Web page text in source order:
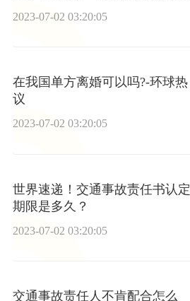
2023-07-02 03:20:05
在我国单方离婚可以吗?-环球热
议
2023-07-02 03:20:05
世界速递！交通事故责任书认定
期限是多久？
2023-07-02 03:20:05
交通事故责任人不肯配合怎么